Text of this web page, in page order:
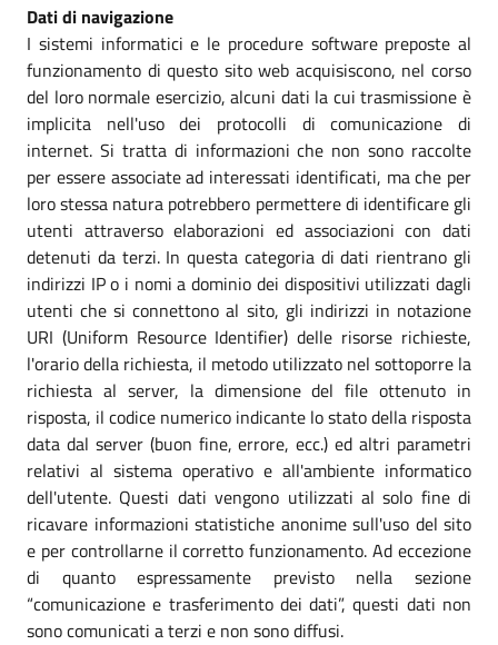
Dati di navigazione
I sistemi informatici e le procedure software preposte al
funzionamento di questo sito web acquisiscono, nel corso
del loro normale esercizio, alcuni dati la cui trasmissione è
implicita nell'uso dei protocolli di comunicazione di
internet. Si tratta di informazioni che non sono raccolte
per essere associate ad interessati identificati, ma che per
loro stessa natura potrebbero permettere di identificare gli
utenti attraverso elaborazioni ed associazioni con dati
detenuti da terzi. In questa categoria di dati rientrano gli
indirizzi IP o i nomi a dominio dei dispositivi utilizzati dagli
utenti che si connettono al sito, gli indirizzi in notazione
URI (Uniform Resource Identifier) delle risorse richieste,
l'orario della richiesta, il metodo utilizzato nel sottoporre la
richiesta al server, la dimensione del file ottenuto in
risposta, il codice numerico indicante lo stato della risposta
data dal server (buon fine, errore, ecc.) ed altri parametri
relativi al sistema operativo e all'ambiente informatico
dell'utente. Questi dati vengono utilizzati al solo fine di
ricavare informazioni statistiche anonime sull'uso del sito
e per controllarne il corretto funzionamento. Ad eccezione
di quanto espressamente previsto nella sezione
“comunicazione e trasferimento dei dati”, questi dati non
sono comunicati a terzi e non sono diffusi.